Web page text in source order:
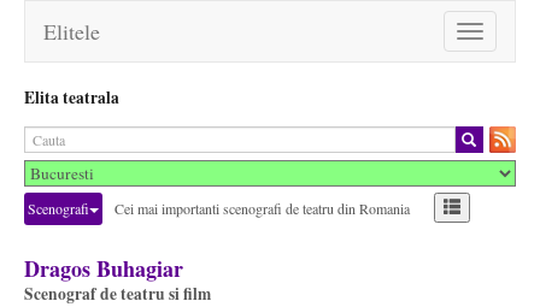
Toggle
navigation
Elitele
Elita teatrala
Scenografi Cei mai importanti scenografi de teatru din Romania
Dragos Buhagiar
Scenograf de teatru si film